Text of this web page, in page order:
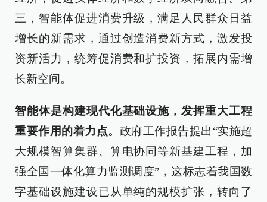
三，智能体促进消费升级，满足人民群众日益
增长的新需求，通过创造消费新方式，激发投
资新活力，统筹促消费和扩投资，拓展内需增
长新空间。
智能体是构建现代化基础设施，发挥重大工程
重要作用的着力点。 政府工作报告提出“实施超
大规模智算集群、算电协同等新基建工程，加
强全国一体化算力监测调度”，这标志着我国数
字基础设施建设已从单纯的规模扩张，转向了